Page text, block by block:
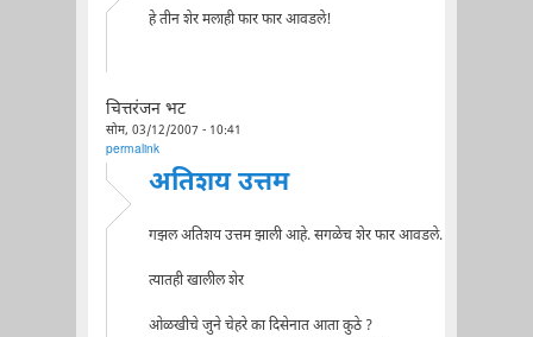
हे तीन शेर मलाही फार फार आवडले!
चित्तरंजन भट
सोम, 03/12/2007 - 10:41
permalink
अतिशय उत्तम
गझल अतिशय उत्तम झाली आहे. सगळेच शेर फार आवडले.
त्यातही खालील शेर
ओळखीचे जुने चेहरे का दिसेनात आता कुठे ?